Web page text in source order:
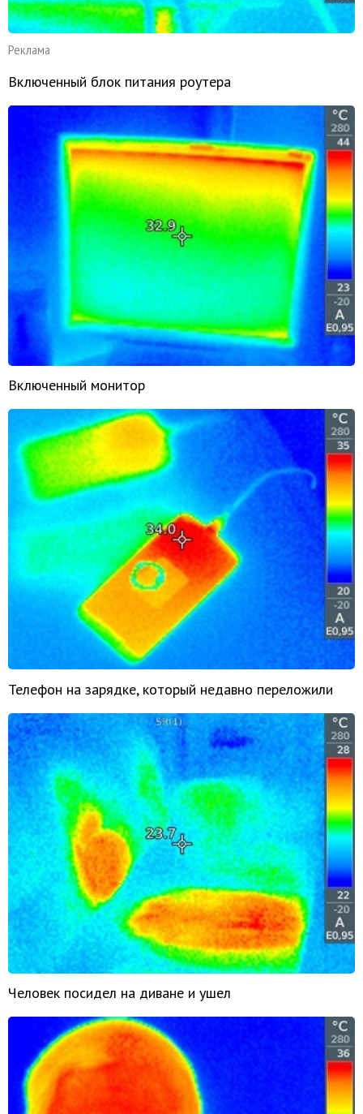
Реклама
Включенный блок питания роутера
Включенный монитор
Телефон на зарядке, который недавно переложили
Человек посидел на диване и ушел